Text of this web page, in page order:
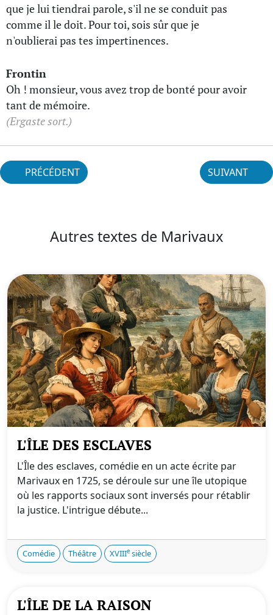
que je lui tiendrai parole, s'il ne se conduit pas
comme il le doit. Pour toi, sois sûr que je
n'oublierai pas tes impertinences.
Frontin
Oh ! monsieur, vous avez trop de bonté pour avoir
tant de mémoire.
(Ergaste sort.)
PRÉCÉDENT SUIVANT
Autres textes de Marivaux
L'ÎLE DES ESCLAVES
L'Île des esclaves, comédie en un acte écrite par
Marivaux en 1725, se déroule sur une île utopique
où les rapports sociaux sont inversés pour rétablir
la justice. L'intrigue débute...
Comédie Théâtre XVIIIe siècle
L'ÎLE DE LA RAISON